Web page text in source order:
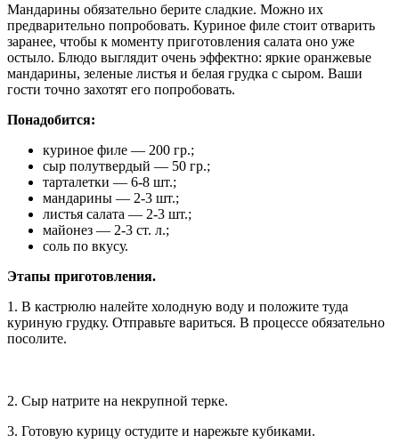
Мандарины обязательно берите сладкие. Можно их
предварительно попробовать. Куриное филе стоит отварить
заранее, чтобы к моменту приготовления салата оно уже
остыло. Блюдо выглядит очень эффектно: яркие оранжевые
мандарины, зеленые листья и белая грудка с сыром. Ваши
гости точно захотят его попробовать.
Понадобится:
куриное филе — 200 гр.;
сыр полутвердый — 50 гр.;
тарталетки — 6-8 шт.;
мандарины — 2-3 шт.;
листья салата — 2-3 шт.;
майонез — 2-3 ст. л.;
соль по вкусу.
Этапы приготовления.
1. В кастрюлю налейте холодную воду и положите туда
куриную грудку. Отправьте вариться. В процессе обязательно
посолите.
2. Сыр натрите на некрупной терке.
3. Готовую курицу остудите и нарежьте кубиками.